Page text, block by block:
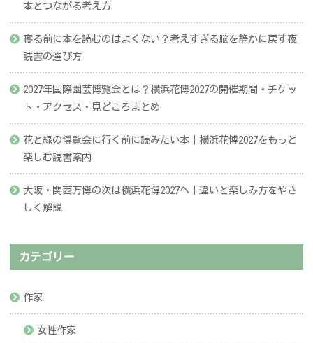
本とつながる考え方
寝る前に本を読むのはよくない？考えすぎる脳を静かに戻す夜
読書の選び方
2027年国際園芸博覧会とは？横浜花博2027の開催期間・チケッ
ト・アクセス・見どころまとめ
花と緑の博覧会に行く前に読みたい本｜横浜花博2027をもっと
楽しむ読書案内
大阪・関西万博の次は横浜花博2027へ｜違いと楽しみ方をやさ
しく解説
カテゴリー
作家
女性作家